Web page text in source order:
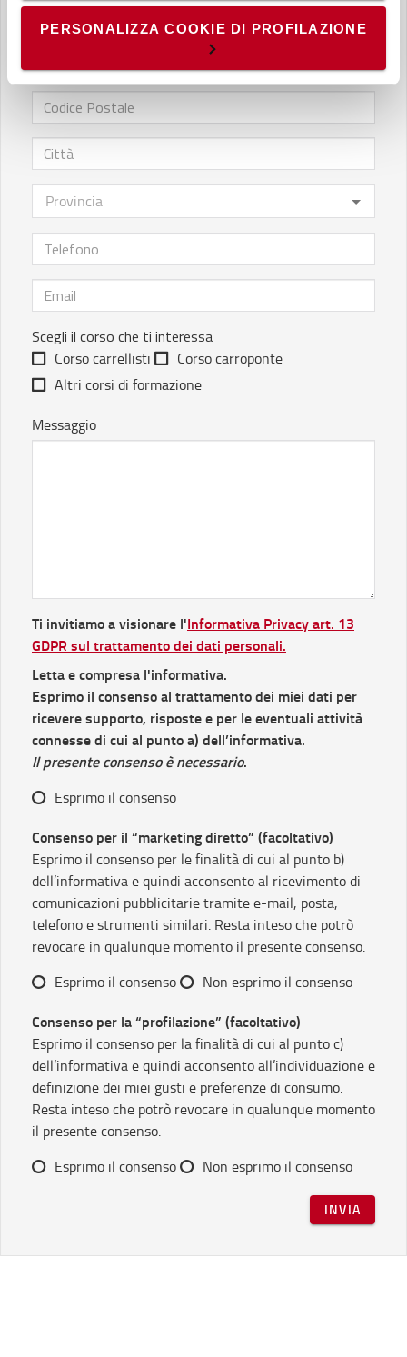
non occorre l’acquisizione del tuo consenso.
- Cookie di profilazione/marketing: sono utilizzati, solo
previo tuo consenso, per esaminare le tue abitudini di
navigazione e mostrarti quindi avvisi pubblicitari mirati, in
linea con le tue preferenze.
Ti chiediamo di effettuare le tue scelte sull’utilizzo dei
cookie di profilazione, selezionando uno dei bottoni sotto
riportati. Puoi avere maggiori dettagli visionando
Informativa estesa cookie. La chiusura del presente
banner comporterà il permanere dei soli cookie tecnici ed
analytics, per i quali non occorre il tuo consenso. Potrai
accedendo al link presente nel footer.
PERSONALIZZA COOKIE DI PROFILAZIONE
Scegli il corso che ti interessa
Corso carrellisti
Corso carroponte
Altri corsi di formazione
Messaggio
Ti invitiamo a visionare l'Informativa Privacy art. 13
GDPR sul trattamento dei dati personali.
Letta e compresa l'informativa.
Esprimo il consenso al trattamento dei miei dati per
ricevere supporto, risposte e per le eventuali attività
connesse di cui al punto a) dell’informativa.
Il presente consenso è necessario.
Esprimo il consenso
Consenso per il “marketing diretto” (facoltativo)
Esprimo il consenso per le finalità di cui al punto b)
dell’informativa e quindi acconsento al ricevimento di
comunicazioni pubblicitarie tramite e-mail, posta,
telefono e strumenti similari. Resta inteso che potrò
revocare in qualunque momento il presente consenso.
Esprimo il consenso
Non esprimo il consenso
Consenso per la “profilazione” (facoltativo)
Esprimo il consenso per la finalità di cui al punto c)
dell’informativa e quindi acconsento all’individuazione e
definizione dei miei gusti e preferenze di consumo.
Resta inteso che potrò revocare in qualunque momento
il presente consenso.
Esprimo il consenso
Non esprimo il consenso
INVIA